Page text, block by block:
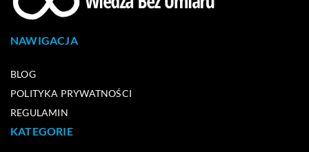
NAWIGACJA
BLOG
POLITYKA PRYWATNOŚCI
REGULAMIN
KATEGORIE